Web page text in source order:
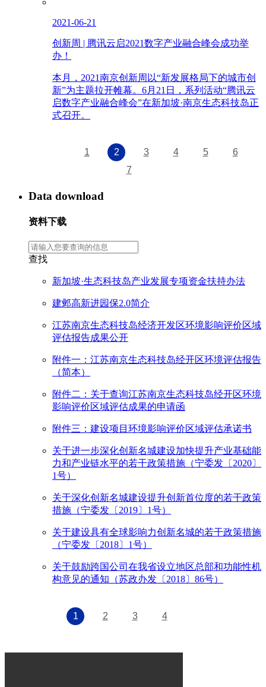
2021-06-21
创新周 | 腾讯云启2021数字产业融合峰会成功举
办！
本月，2021南京创新周以“新发展格局下的城市创
新”为主题拉开帷幕。6月21日，系列活动“腾讯云
启数字产业融合峰会”在新加坡·南京生态科技岛正
式召开。
1 2 3 4 5
6
7
Data download
资料下载
查找
新加坡·生态科技岛产业发展专项资金扶持办法
建邺高新进园保2.0简介
江苏南京生态科技岛经济开发区环境影响评价区域
评估报告成果公开
附件一：江苏南京生态科技岛经开区环境评估报告
（简本）
附件二：关于查询江苏南京生态科技岛经开区环境
影响评价区域评估成果的申请函
附件三：建设项目环境影响评价区域评估承诺书
关于进一步深化创新名城建设加快提升产业基础能
力和产业链水平的若干政策措施（宁委发〔2020〕
1号）
关于深化创新名城建设提升创新首位度的若干政策
措施（宁委发〔2019〕1号）
关于建设具有全球影响力创新名城的若干政策措施
（宁委发〔2018〕1号）
关于鼓励跨国公司在我省设立地区总部和功能性机
构意见的通知（苏政办发〔2018〕86号）
1 2 3 4